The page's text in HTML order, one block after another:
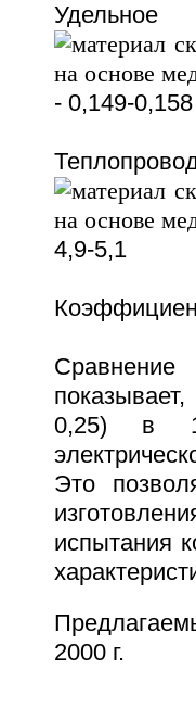
Удельное
- 0,149-0,158
4,9-5,1
Сравнение
0,25) в
Это
испытания
2000 г.